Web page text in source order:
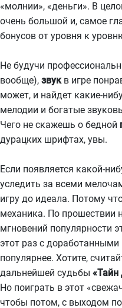
«молнии», «деньги». В
очень большой и, самое
бонусов от уровня к
Не будучи
вообще), звукв игре
может, и найдет какие-
мелодии и богатые
Чего не скажешь о бедной
дурацких шрифтах, увы.
Если появляется какой-
уследить за всеми
игру до идеала. Потому
механика. По прошествии
мгновений популярности
этот раз с
популярнее. Хотите,
дальнейшей судьбы «Тайн
Но поиграть в этот
чтобы потом, с выходом